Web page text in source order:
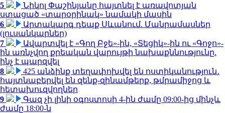
5
Նիկոլ Փաշինյանը հայտնել է առավոտյան
ստացած «տարօրինակ» նամակի մասին
6
Արտակարգ դեպք Սևանում. Մանրամասներ
(լուսանկարներ)
7
Ավարտվել է «Գող Բջե»-ին, «Տեցիկ»-ին ու «Գոջո»-
ին առնչվող քրեական վարույթի նախաքննությունը.
ինչ է պարզվել
8
425 անձինք տեղափոխվել են ոստիկանություն․
հայտնաբերվել են զենք-զինամթերք, թմրամիջոց և
հետախուզվողներ
9
Գազ չի լինի օգոստոսի 4-ին ժամը 09:00-ից մինչև
ժամը 18:00-ն